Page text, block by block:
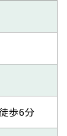
歩6分